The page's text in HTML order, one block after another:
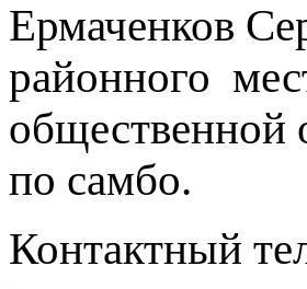
Ермаченков
районного
общественной
по самбо.
Контактный